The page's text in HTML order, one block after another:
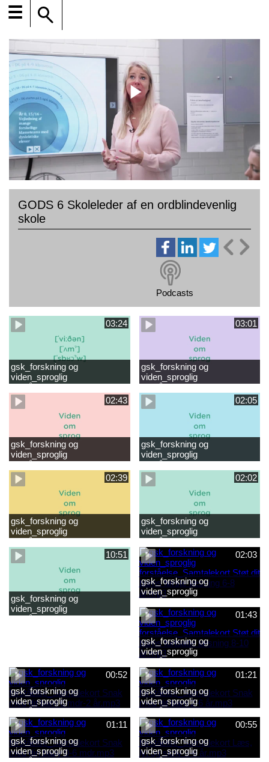
☰
GODS 6 Skoleleder af en ordblindevenlig
skole
Podcasts
03:24
gsk_forskning og
viden_sproglig
læsevanskeligheder.mp4
03:01
gsk_forskning og
viden_sproglig
første læsning 6-8 år.mp4
02:43
gsk_forskning og
viden_sproglig
forståelse_Støt dit barns
fortsatte læsning 8-10 år.mp4
02:05
gsk_forskning og
viden_sproglig
forståelse_Snak med dit barn
6 mdr-2 år.mp4
02:39
gsk_forskning og
viden_sproglig
forståelse_Snak med dit barn
2-6 år.mp4
02:02
gsk_forskning og
viden_sproglig
forståelse_Snak med din
baby 0-6 mdr.mp4
10:51
gsk_forskning og
viden_sproglig
forståelse_Barnets sproglige
02:03
gsk_forskning og
viden_sproglig
forståelse_Samtalekort Støt
dit barns første læsning 6-8
år.mp3
01:43
gsk_forskning og
viden_sproglig
forståelse_Samtalekort Støt
dit barns fortsatte læsning 8-
10 år.mp3
00:52
gsk_forskning og
viden_sproglig
forståelse_Samtalekort Snak
med dit barn 6 mdr-2 år.mp3
01:21
gsk_forskning og
viden_sproglig
forståelse_Samtalekort Snak
med dit barn 2-6 år.mp3
01:11
gsk_forskning og
viden_sproglig
00:55
gsk_forskning og
viden_sproglig